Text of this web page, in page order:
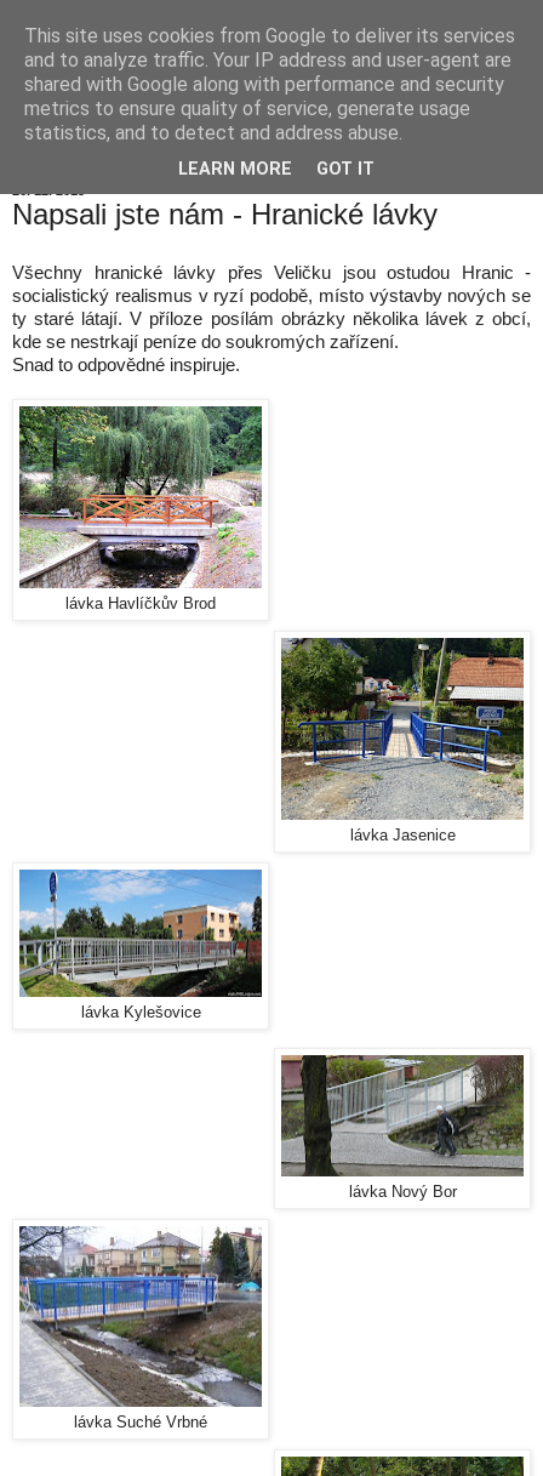
Hranické listy
Napsali jste nám - Hranické lávky
Všechny hranické lávky přes Veličku jsou ostudou Hranic -
socialistický realismus v ryzí podobě, místo výstavby nových se
ty staré látají. V příloze posílám obrázky několika lávek z obcí,
kde se nestrkají peníze do soukromých zařízení.
Snad to odpovědné inspiruje.
lávka Havlíčkův Brod
lávka Jasenice
lávka Kylešovice
lávka Nový Bor
lávka Suché Vrbné
This site uses cookies from Google to deliver its services
and to analyze traffic. Your IP address and user-agent are
shared with Google along with performance and security
metrics to ensure quality of service, generate usage
statistics, and to detect and address abuse.
LEARN MORE GOT IT